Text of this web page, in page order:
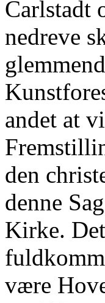
Carlstadt
nedreve
andet at
den
denne
Kirke.
være